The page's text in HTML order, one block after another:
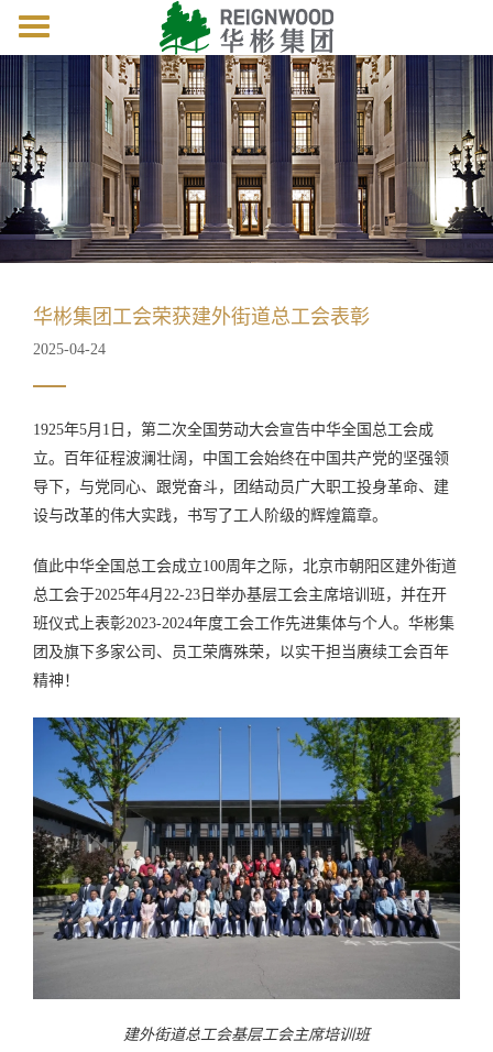
Toggle
navigation
华彬集团工会荣获建外街道总工会表彰
2025-04-24
1925年5月1日，第二次全国劳动大会宣告中华全国总工会成
立。百年征程波澜壮阔，中国工会始终在中国共产党的坚强领
导下，与党同心、跟党奋斗，团结动员广大职工投身革命、建
设与改革的伟大实践，书写了工人阶级的辉煌篇章。
值此中华全国总工会成立100周年之际，北京市朝阳区建外街道
总工会于2025年4月22-23日举办基层工会主席培训班，并在开
班仪式上表彰2023-2024年度工会工作先进集体与个人。华彬集
团及旗下多家公司、员工荣膺殊荣，以实干担当赓续工会百年
精神！
建外街道总工会基层工会主席培训班